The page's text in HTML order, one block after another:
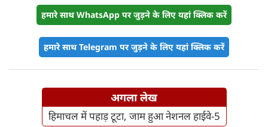
हमारे साथ WhatsApp पर जुड़ने के लिए यहां क्लिक करें
हमारे साथ Telegram पर जुड़ने के लिए यहां क्लिक करें
अगला लेख
हिमाचल में पहाड़ टूटा, जाम हुआ नेशनल हाईवे-5